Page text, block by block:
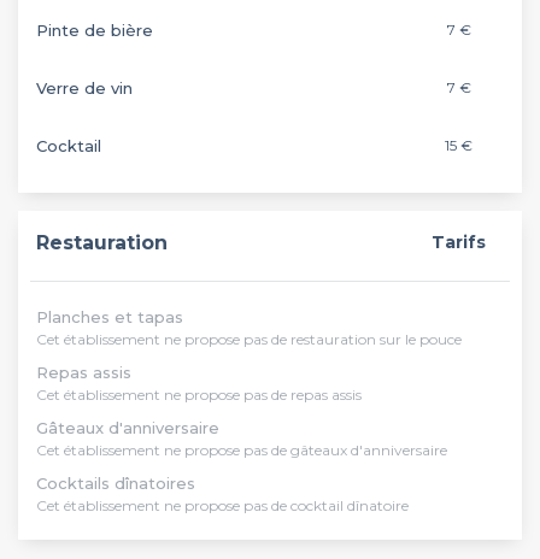
Pinte de bière 7 €
Verre de vin 7 €
Cocktail 15 €
Restauration Tarifs
Planches et tapas
Cet établissement ne propose pas de restauration sur le pouce
Repas assis
Cet établissement ne propose pas de repas assis
Gâteaux d'anniversaire
Cet établissement ne propose pas de gâteaux d'anniversaire
Cocktails dînatoires
Cet établissement ne propose pas de cocktail dînatoire